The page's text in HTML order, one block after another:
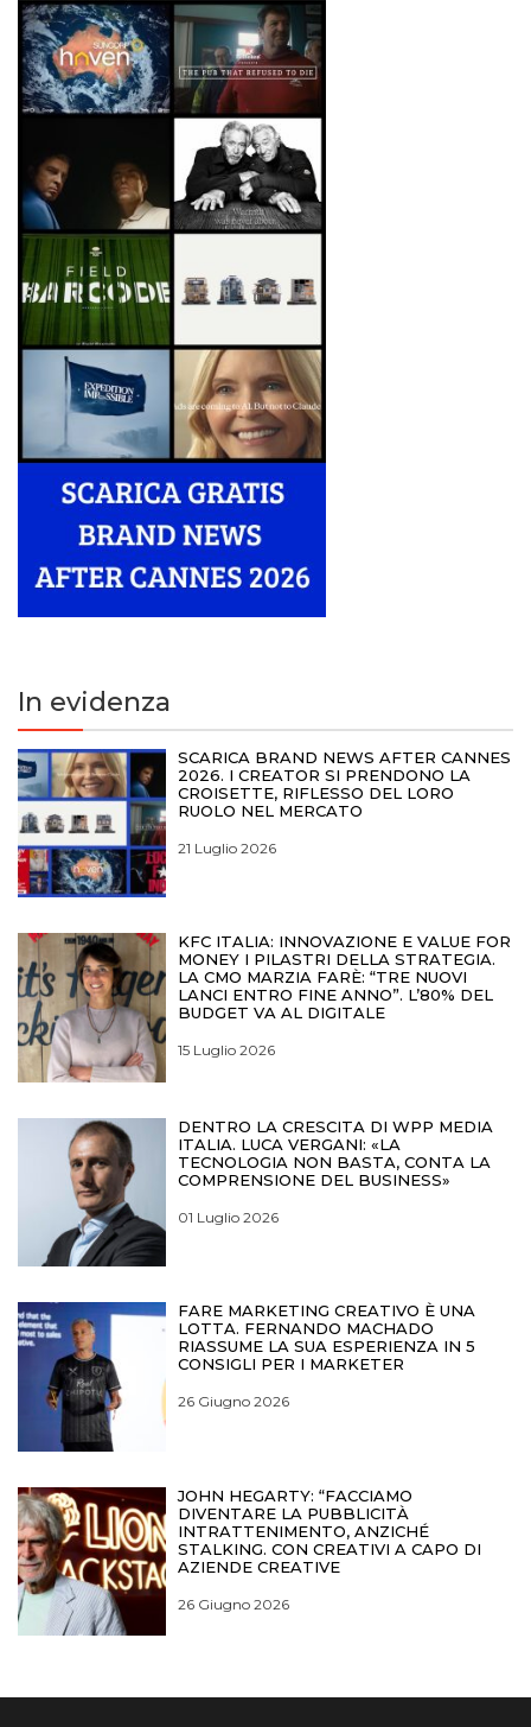
In evidenza
SCARICA BRAND NEWS AFTER CANNES
2026. I CREATOR SI PRENDONO LA
CROISETTE, RIFLESSO DEL LORO
RUOLO NEL MERCATO
21 Luglio 2026
KFC ITALIA: INNOVAZIONE E VALUE FOR
MONEY I PILASTRI DELLA STRATEGIA.
LA CMO MARZIA FARÈ: “TRE NUOVI
LANCI ENTRO FINE ANNO”. L’80% DEL
BUDGET VA AL DIGITALE
15 Luglio 2026
DENTRO LA CRESCITA DI WPP MEDIA
ITALIA. LUCA VERGANI: «LA
TECNOLOGIA NON BASTA, CONTA LA
COMPRENSIONE DEL BUSINESS»
01 Luglio 2026
FARE MARKETING CREATIVO È UNA
LOTTA. FERNANDO MACHADO
RIASSUME LA SUA ESPERIENZA IN 5
CONSIGLI PER I MARKETER
26 Giugno 2026
JOHN HEGARTY: “FACCIAMO
DIVENTARE LA PUBBLICITÀ
INTRATTENIMENTO, ANZICHÉ
STALKING. CON CREATIVI A CAPO DI
AZIENDE CREATIVE
26 Giugno 2026